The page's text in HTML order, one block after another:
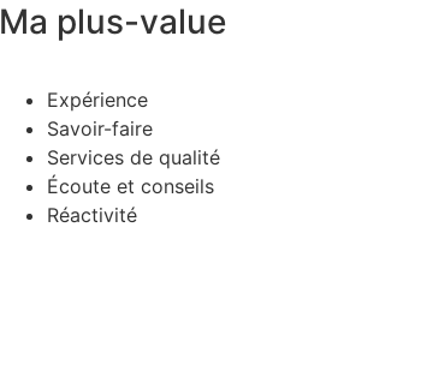
Ma plus-value
Expérience
Savoir-faire
Services de qualité
Écoute et conseils
Réactivité